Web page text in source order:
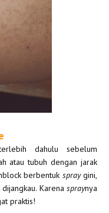
dahulu sebelum
atau tubuh dengan jarak
berbentuk spraygini,
Karena spraynya
praktis!